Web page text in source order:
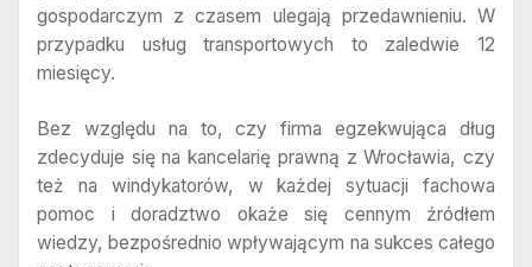
gospodarczym z czasem ulegają przedawnieniu. W
przypadku usług transportowych to zaledwie 12
miesięcy.
Bez względu na to, czy firma egzekwująca dług
zdecyduje się na kancelarię prawną z Wrocławia, czy
też na windykatorów, w każdej sytuacji fachowa
pomoc i doradztwo okaże się cennym źródłem
wiedzy, bezpośrednio wpływającym na sukces całego